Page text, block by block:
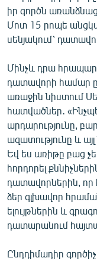
ՁԳՏԵԼՈՎ
ՓՈԴՔԱՍԹ
English
Русский
ՀԵՏԵՎԵՔ ՄԵԶ
«Ազատության»
իր գործն
Մոտ 15 րոպե
սենյակում՝
Մինչև դրա
դատավորի համար
առաջին նիստում
հատվածներ․
արդարությունը,
ազատությունը և
Եվ ես առիթը բաց
հորդորել
դատավորներին, որ
ձեր գլխավոր
ելույթներին և
դատարանում
Ընդդիմադիր